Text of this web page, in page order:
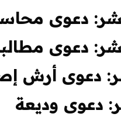
دعوى
دعوى
دعوى أرش
دعوى وديعة